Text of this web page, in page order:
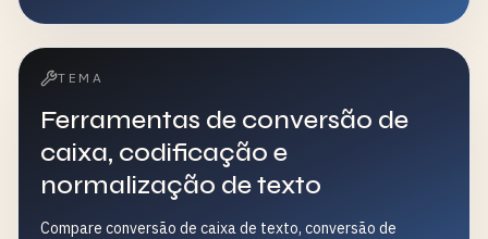
TEMA
Ferramentas de conversão de
caixa, codificação e
normalização de texto
Compare conversão de caixa de texto, conversão de